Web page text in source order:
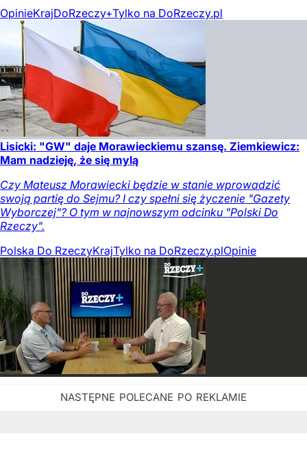
OpinieKrajDoRzeczy+Tylko na DoRzeczy.pl
Lisicki: "GW" daje Morawieckiemu szansę. Ziemkiewicz:
Mam nadzieję, że się mylą
Czy Mateusz Morawiecki będzie w stanie wprowadzić
swoją partię do Sejmu? I czy spełni się życzenie "Gazety
Wyborczej"? O tym w najnowszym odcinku "Polski Do
Rzeczy".
Polska Do RzeczyKrajTylko na DoRzeczy.plOpinie